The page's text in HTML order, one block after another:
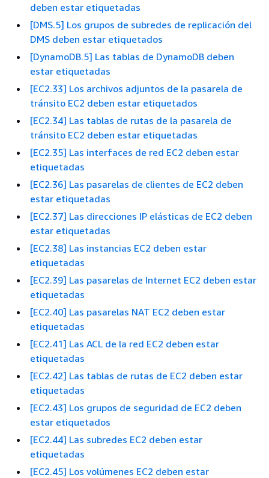
deben estar etiquetadas
[DMS.5] Los grupos de subredes de replicación del
DMS deben estar etiquetados
[DynamoDB.5] Las tablas de DynamoDB deben
estar etiquetadas
[EC2.33] Los archivos adjuntos de la pasarela de
tránsito EC2 deben estar etiquetados
[EC2.34] Las tablas de rutas de la pasarela de
tránsito EC2 deben estar etiquetadas
[EC2.35] Las interfaces de red EC2 deben estar
etiquetadas
[EC2.36] Las pasarelas de clientes de EC2 deben
estar etiquetadas
[EC2.37] Las direcciones IP elásticas de EC2 deben
estar etiquetadas
[EC2.38] Las instancias EC2 deben estar
etiquetadas
[EC2.39] Las pasarelas de Internet EC2 deben estar
etiquetadas
[EC2.40] Las pasarelas NAT EC2 deben estar
etiquetadas
[EC2.41] Las ACL de la red EC2 deben estar
etiquetadas
[EC2.42] Las tablas de rutas de EC2 deben estar
etiquetadas
[EC2.43] Los grupos de seguridad de EC2 deben
estar etiquetados
[EC2.44] Las subredes EC2 deben estar
etiquetadas
[EC2.45] Los volúmenes EC2 deben estar